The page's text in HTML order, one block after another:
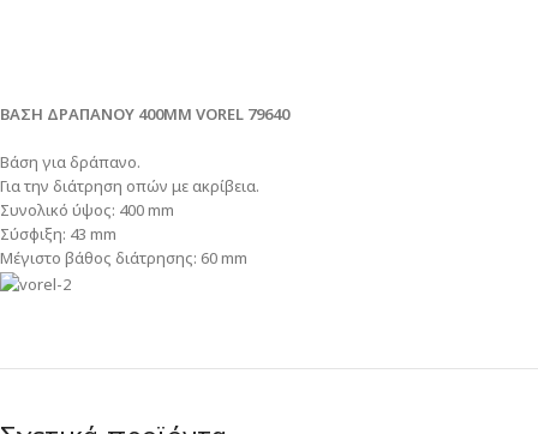
ΒΑΣΗ ΔΡΑΠΑΝΟΥ 400MM VOREL 79640
Βάση για δράπανο.
Για την διάτρηση οπών με ακρίβεια.
Συνολικό ύψος: 400 mm
Σύσφιξη: 43 mm
Μέγιστο βάθος διάτρησης: 60 mm